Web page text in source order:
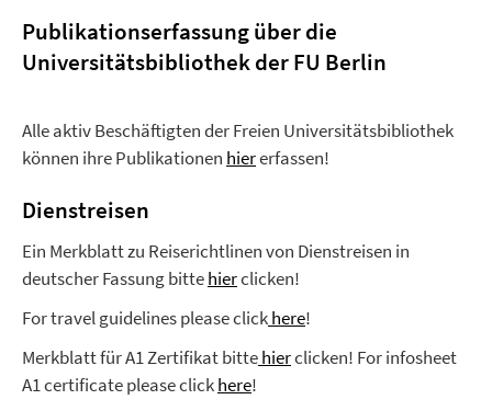
Publikationserfassung über die
Universitätsbibliothek der FU Berlin
Alle aktiv Beschäftigten der Freien Universitätsbibliothek
können ihre Publikationen hiererfassen!
Dienstreisen
Ein Merkblatt zu Reiserichtlinen von Dienstreisen in
deutscher Fassung bittehierclicken!
For travel guidelines please clickhere!
Merkblatt für A1 Zertifikat bittehierclicken! For infosheet
A1 certificate please clickhere!